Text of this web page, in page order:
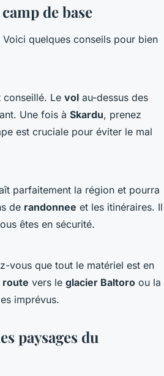
de base
Voici quelques conseils pour bien
conseillé. Le vol au-dessus des
Une fois à Skardu, prenez
est cruciale pour éviter le mal
parfaitement la région et pourra
de randonnee et les itinéraires. Il
êtes en sécurité.
vous que tout le matériel est en
route vers le glacier Baltoro ou la
imprévus.
paysages du